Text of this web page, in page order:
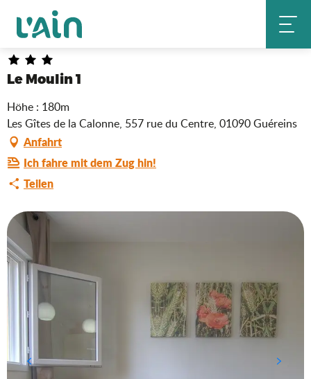
contenu
principal
Startseite
Le Moulin 1
Höhe : 180m
Les Gîtes de la Calonne, 557 rue du Centre, 01090 Guéreins
Anfahrt
Ich fahre mit dem Zug hin!
Teilen